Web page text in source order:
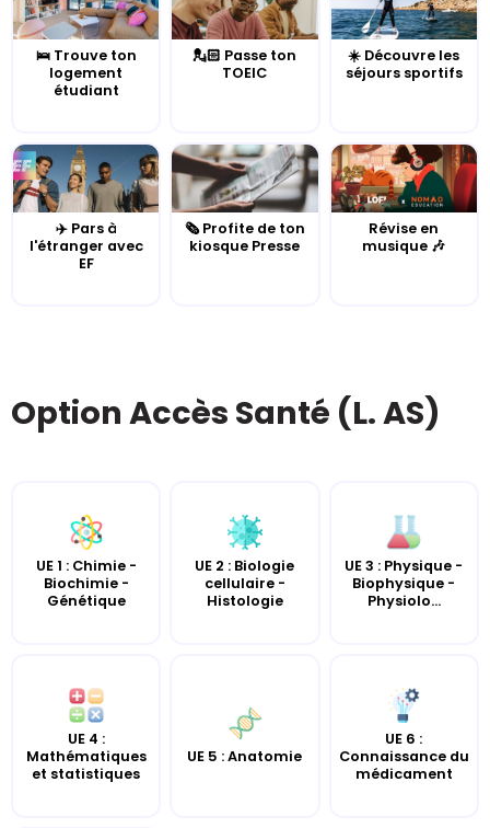
🛌 Trouve ton
logement
étudiant
💂🏻 Passe ton
TOEIC
☀️ Découvre les
séjours sportifs
✈️ Pars à
l'étranger avec
EF
🗞️ Profite de ton
kiosque Presse
Révise en
musique 🎶
Option Accès Santé (L. AS)
UE 1 : Chimie -
Biochimie -
Génétique
UE 2 : Biologie
cellulaire -
Histologie
UE 3 : Physique -
Biophysique -
Physiolo...
UE 4 :
Mathématiques
et statistiques
UE 5 : Anatomie
UE 6 :
Connaissance du
médicament